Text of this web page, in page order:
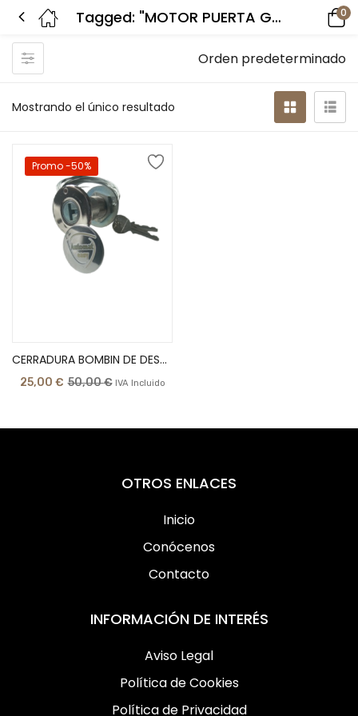
Tagged: "MOTOR PUERTA GARAJE" 0
Mostrando el único resultado
Orden predeterminado
Promo -50%
CERRADURA BOMBIN DE DESBLOQUEO
25,00 € 50,00€ IVA Incluido
OTROS ENLACES
Inicio
Conócenos
Contacto
INFORMACIÓN DE INTERÉS
Aviso Legal
Política de Cookies
Política de Privacidad